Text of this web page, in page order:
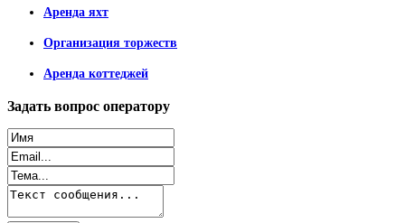
Аренда яхт
Организация торжеств
Аренда коттеджей
Задать вопрос оператору